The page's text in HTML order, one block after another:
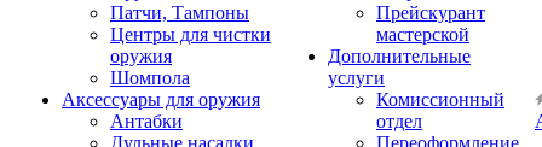
Патчи, Тампоны
Центры для чистки
оружия
Шомпола
Аксессуары для оружия
Антабки
Дульные насадки
Прейскурант
мастерской
Дополнительные
услуги
Комиссионный
отдел
Переоформление